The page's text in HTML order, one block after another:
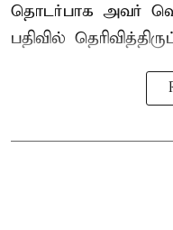
தொடர்பாக அவர்
பதிவில்